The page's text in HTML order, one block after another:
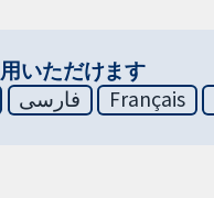
いただけます
فارسی Français